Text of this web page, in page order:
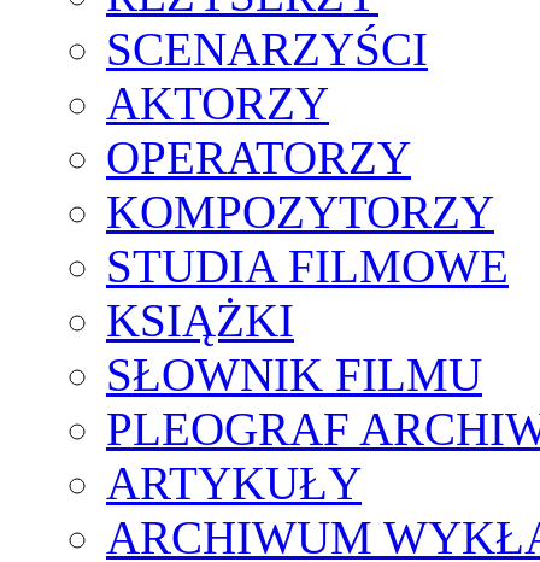
SCENARZYŚCI
AKTORZY
OPERATORZY
KOMPOZYTORZY
STUDIA FILMOWE
KSIĄŻKI
SŁOWNIK FILMU
PLEOGRAF
ARTYKUŁY
ARCHIWUM